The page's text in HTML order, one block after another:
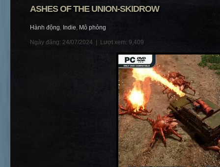
ASHES OF THE UNION-SKIDROW
Hành động, Indie, Mô phỏng
Ngày đăng: 24/07/2024 | Lượt xem: 9,409